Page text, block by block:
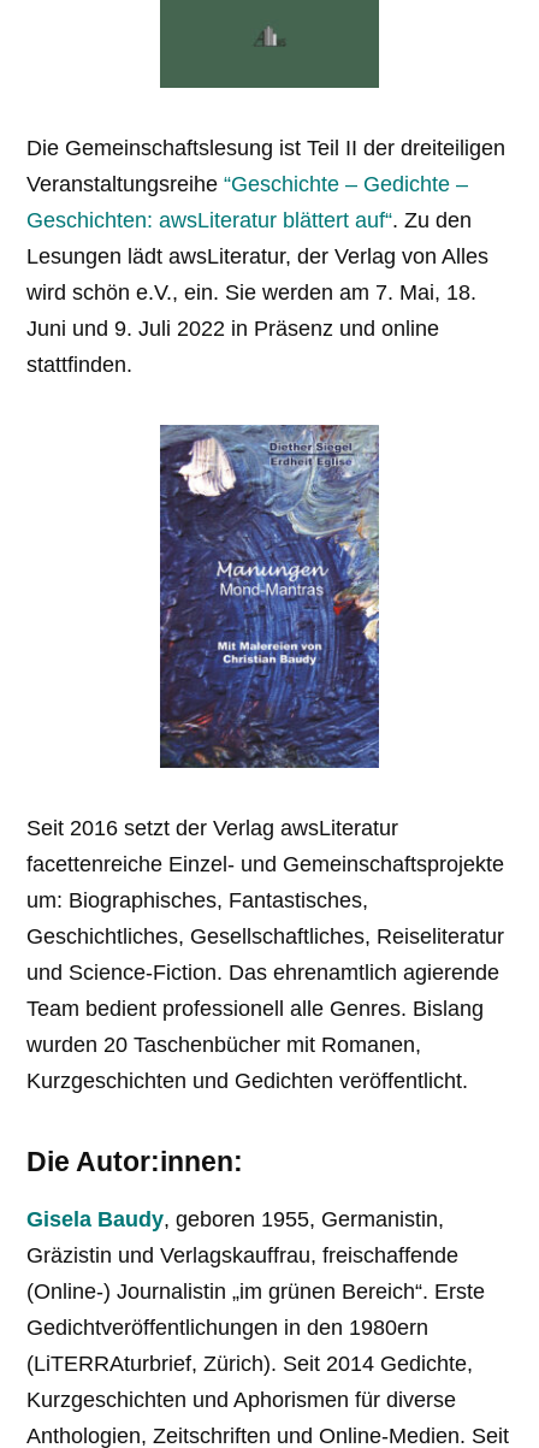
Die Gemeinschaftslesung ist Teil II der dreiteiligen
Veranstaltungsreihe“Geschichte – Gedichte –
Geschichten: awsLiteratur blättert auf“. Zu den
Lesungen lädt awsLiteratur, der Verlag von Alles
wird schön e.V., ein. Sie werden am 7. Mai, 18.
Juni und 9. Juli 2022 in Präsenz und online
stattfinden.
Seit 2016 setzt der Verlag awsLiteratur
facettenreiche Einzel- und Gemeinschafts­projekte
um: Biographisches, Fantastisches,
Geschichtliches, Gesellschaftliches, Reiseliteratur
und Science-Fiction. Das ehrenamtlich agierende
Team bedient professionell alle Genres. Bislang
wurden 20 Taschenbücher mit Romanen,
Kurzgeschichten und Gedichten veröffentlicht.
Die Autor:innen:
Gisela Baudy, geboren 1955, Germanistin,
Gräzistin und Verlagskauffrau, freischaffende
(Online-) Journalistin „im grünen Bereich“. Erste
Gedichtveröffent­lichungen in den 1980ern
(LiTERRAturbrief, Zürich). Seit 2014 Gedichte,
Kurzge­schichten und Aphorismen für diverse
Anthologien, Zeitschriften und Online-Medien. Seit